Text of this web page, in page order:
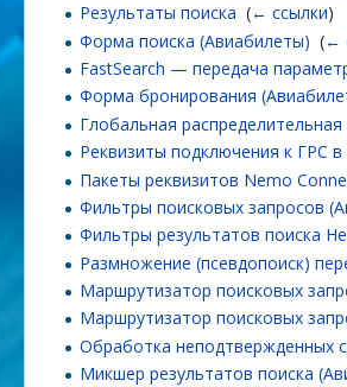
Результаты поиска ‎(← ссылки)
Форма поиска (Авиабилеты) ‎(←
FastSearch — передача
Форма бронирования
Глобальная распределительная
Реквизиты подключения к ГРС
Пакеты реквизитов Nemo
Фильтры поисковых запросов
Фильтры результатов поиска
Размножение (псевдопоиск)
Маршрутизатор поисковых
Маршрутизатор поисковых
Обработка неподтвержденных
Микшер результатов поиска